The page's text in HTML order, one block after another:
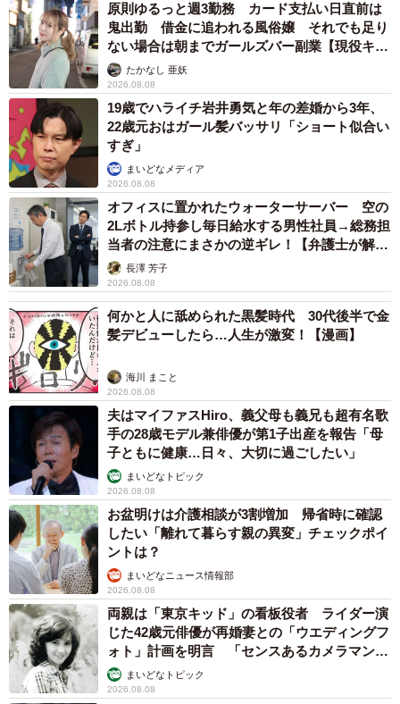
原則ゆるっと週3勤務 カード支払い日直前は
鬼出勤 借金に追われる風俗嬢 それでも足り
ない場合は朝までガールズバー副業【現役キャ
ストに取材】
たかなし 亜妖
2026.08.08
19歳でハライチ岩井勇気と年の差婚から3年、
22歳元おはガール髪バッサリ「ショート似合い
すぎ」
まいどなメディア
2026.08.08
オフィスに置かれたウォーターサーバー 空の
2Lボトル持参し毎日給水する男性社員→総務担
当者の注意にまさかの逆ギレ！【弁護士が解
説】長澤 芳子
2026.08.08
何かと人に舐められた黒髪時代 30代後半で金
髪デビューしたら…人生が激変！【漫画】
海川 まこと
2026.08.08
夫はマイファスHiro、義父母も義兄も超有名歌
手の28歳モデル兼俳優が第1子出産を報告「母
子ともに健康…日々、大切に過ごしたい」
まいどなトピック
2026.08.08
お盆明けは介護相談が3割増加 帰省時に確認
したい「離れて暮らす親の異変」チェックポイ
ントは？
まいどなニュース情報部
2026.08.08
両親は「東京キッド」の看板役者 ライダー演
じた42歳元俳優が再婚妻との「ウエディングフ
ォト」計画を明言 「センスあるカメラマン求
む」まいどなトピック
2026.08.08